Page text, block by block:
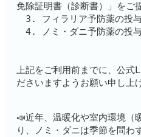
免除証明書（診断書）」をご
3. フィラリア予防薬の投
4. ノミ・ダニ予防薬の投
上記をご利用前までに、公式
ださいますようお願い申し上
📣近年、温暖化や室内環境（
り、ノミ・ダニは季節を問わ